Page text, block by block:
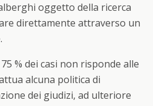
oggetto della ricerca
direttamente attraverso un
% dei casi non risponde alle
alcuna politica di
dei giudizi, ad ulteriore